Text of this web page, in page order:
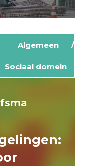
Algemeen
Sociaal domein